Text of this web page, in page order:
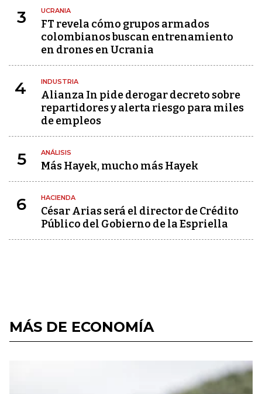
3 UCRANIA
FT revela cómo grupos armados
colombianos buscan entrenamiento
en drones en Ucrania
4 INDUSTRIA
Alianza In pide derogar decreto sobre
repartidores y alerta riesgo para miles
de empleos
5 ANÁLISIS
Más Hayek, mucho más Hayek
6 HACIENDA
César Arias será el director de Crédito
Público del Gobierno de la Espriella
MÁS DE ECONOMÍA